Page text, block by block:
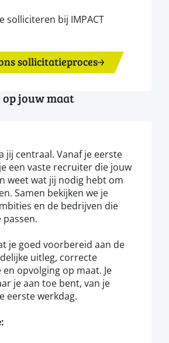
solliciteren bij IMPACT
sollicitatieproces
jouw maat
jij centraal. Vanaf je eerste
een vaste recruiter die jouw
weet wat jij nodig hebt om
Samen bekijken we je
en de bedrijven die
passen.
je goed voorbereid aan de
uitleg, correcte
opvolging op maat. Je
je aan toe bent, van je
eerste werkdag.